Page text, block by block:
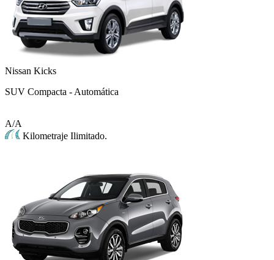
Nissan Kicks
SUV Compacta - Automática
A/A
Kilometraje Ilimitado.